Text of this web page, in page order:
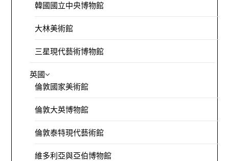
韓國國立中央博物館
大林美術館
三星現代藝術博物館
英國
倫敦國家美術館
倫敦大英博物館
倫敦泰特現代藝術館
維多利亞與亞伯博物館